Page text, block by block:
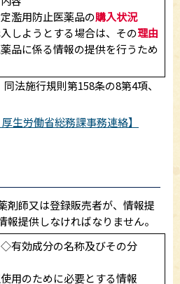
濫用防止医薬品の購入状況
しようとする場合は、その理由
品に係る情報の提供を行うため
法施行規則第158条の8第4項、
生労働省総務課事務連絡】
剤師又は登録販売者が、情報提
提供しなければなりません。
効成分の名称及びその分
のために必要とする情報